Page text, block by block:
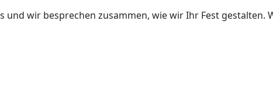
und wir besprechen zusammen, wie wir Ihr Fest gestalten.